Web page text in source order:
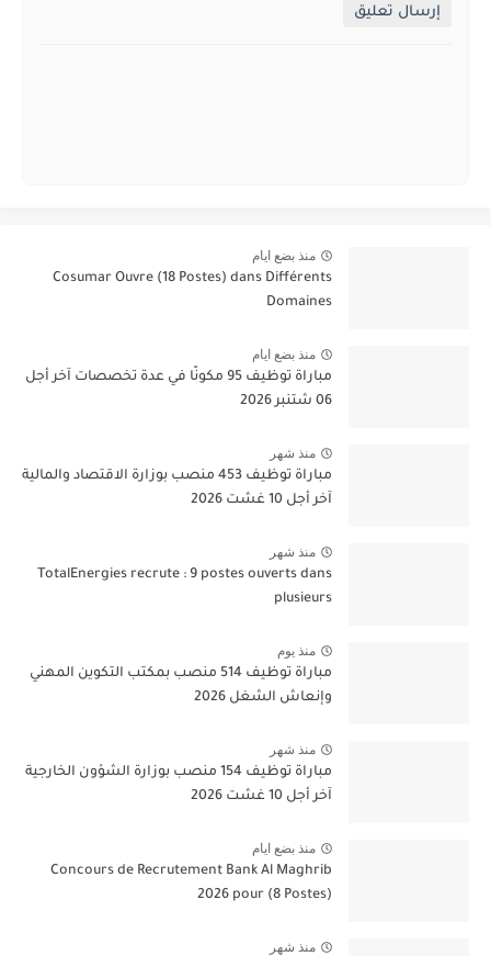
إرسال تعليق
منذ بضع ايام
Cosumar Ouvre (18 Postes) dans Différents
Domaines
منذ بضع ايام
مباراة توظيف 95 مكونًا في عدة تخصصات آخر أجل
06 شتنبر 2026
منذ شهر
مباراة توظيف 453 منصب بوزارة الاقتصاد والمالية
آخر أجل 10 غشت 2026
منذ شهر
TotalEnergies recrute : 9 postes ouverts dans
plusieurs
منذ يوم
مباراة توظيف 514 منصب بمكتب التكوين المهني
وإنعاش الشغل 2026
منذ شهر
مباراة توظيف 154 منصب بوزارة الشؤون الخارجية
آخر أجل 10 غشت 2026
منذ بضع ايام
Concours de Recrutement Bank Al Maghrib
2026 pour (8 Postes)
منذ شهر